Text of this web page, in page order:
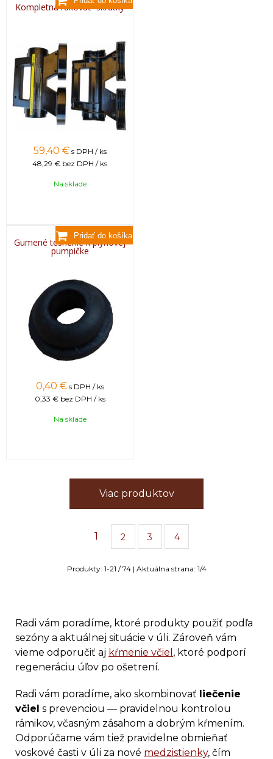
Kompletná rukoväť+skrutky
59,40 € s DPH / ks
48,29 € bez DPH / ks
Na sklade
Gumené tesnenie k plynovej
pumpičke
0,40 € s DPH / ks
0,33 € bez DPH / ks
Na sklade
Viac produktov
1 2 3 4
Produkty: 1-21 /74| Aktuálna strana: 1/4
Radi vám poradíme, ktoré produkty použiť podľa
sezóny a aktuálnej situácie v úli. Zároveň vám
vieme odporučiť aj kŕmenie včiel , ktoré podporí
regeneráciu úľov po ošetrení.
Radi vám poradíme, ako skombinovať liečenie
včiel s prevenciou — pravidelnou kontrolou
rámikov, včasným zásahom a dobrým kŕmením.
Odporúčame vám tiež pravidelne obmieňať
voskové časti v úli za nové medzistienky, čím